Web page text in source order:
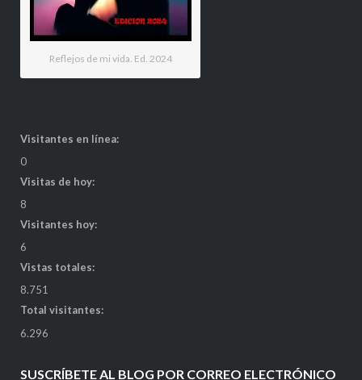
Reflejos de mi vida. Ed. 2024
Visitantes en línea:
0
Visitas de hoy:
8
Visitantes hoy:
6
Vistas totales:
8.751
Total visitantes:
6.296
SUSCRÍBETE AL BLOG POR CORREO ELECTRÓNICO